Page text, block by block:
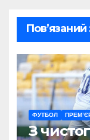
Пов’язаний
ФУТБОЛ
З